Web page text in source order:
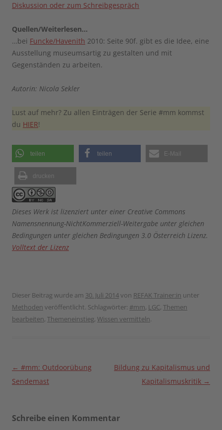
Diskussion oder zum Schreibgespräch
Quellen/Weiterlesen…
…bei Funcke/Havenith 2010: Seite 90f. gibt es die Idee, eine
Ausstellung museumsartig zu gestalten und mit
Gegenständen zu arbeiten.
Autorin: Nicola Sekler
Lust auf mehr? Zu allen Einträgen der Serie #mm kommst
du HIER!
teilen teilen E-Mail
drucken
Dieses Werk ist lizenziert unter einer Creative Commons
Namensnennung-NichtKommerziell-Weitergabe unter gleichen
Bedingungen unter gleichen Bedingungen 3.0 Österreich Lizenz.
Volltext der Lizenz
Dieser Beitrag wurde am 30. Juli 2014von REFAK Trainer:in unter
Methoden veröffentlicht. Schlagwörter: #mm, LGC, Themen
bearbeiten, Themeneinstieg, Wissen vermitteln.
Beitragsnavigation
← #mm: Outdoorübung
Sendemast
Bildung zu Kapitalismus und
Kapitalismuskritik →
Schreibe einen Kommentar